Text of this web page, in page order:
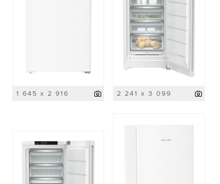
1 645 x 2 916 2 241 x 3 099